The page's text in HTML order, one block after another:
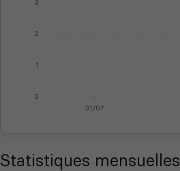
0
1
2
3
31/07
Statistiques mensuelles